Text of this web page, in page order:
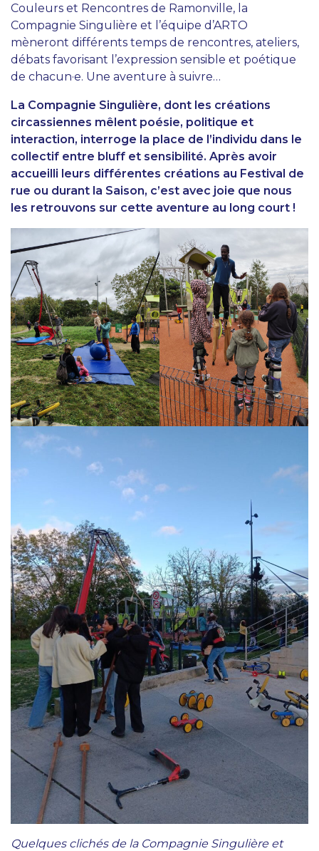
AGENDA
TEMPS FORTS
VOUS + NOUS
BILLETTERIE
Couleurs et Rencontres de Ramonville, la
Compagnie Singulière et l’équipe d’ARTO
mèneront différents temps de rencontres, ateliers,
débats favorisant l’expression sensible et poétique
de chacun·e. Une aventure à suivre…
La Compagnie Singulière, dont les créations
circassiennes mêlent poésie, politique et
interaction, interroge la place de l’individu dans le
collectif entre bluff et sensibilité. Après avoir
accueilli leurs différentes créations au Festival de
rue ou durant la Saison, c’est avec joie que nous
les retrouvons sur cette aventure au long court !
Quelques clichés de la Compagnie Singulière et